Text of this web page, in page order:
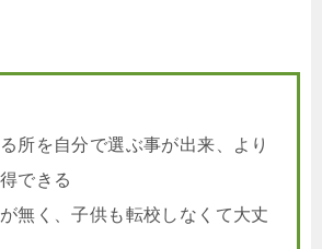
所を自分で選ぶ事が出来、より
できる
無く、子供も転校しなくて大丈